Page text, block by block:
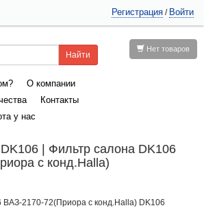
Регистрация / Войти
Нет товаров
О компании
Контакты
у нас
| Фильтр салона DK106
с конд.Halla)
2170-72(Приора с конд.Halla) DK106